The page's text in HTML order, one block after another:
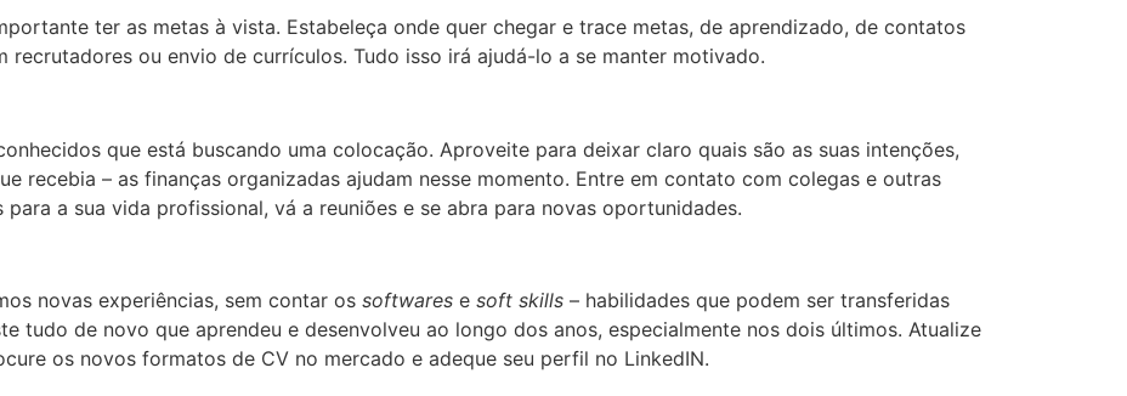
ter as metas à vista. Estabeleça onde quer chegar e trace metas, de aprendizado, de contatos
recrutadores ou envio de currículos. Tudo isso irá ajudá-lo a se manter motivado.
que está buscando uma colocação. Aproveite para deixar claro quais são as suas intenções,
recebia – as finanças organizadas ajudam nesse momento. Entre em contato com colegas e outras
a sua vida profissional, vá a reuniões e se abra para novas oportunidades.
novas experiências, sem contar os softwares e soft skills – habilidades que podem ser transferidas
tudo de novo que aprendeu e desenvolveu ao longo dos anos, especialmente nos dois últimos. Atualize
os novos formatos de CV no mercado e adeque seu perfil no LinkedIN.